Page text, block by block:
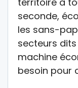
seconde,
les sans-
secteurs
machine
besoin pour